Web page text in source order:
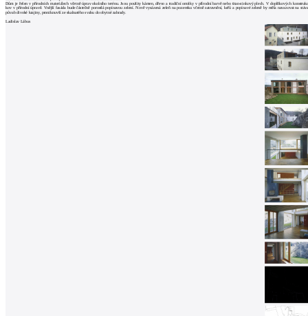
Dům je řešen v přírodních materiálech včetně úprav okolního terénu. Jsou použity kámen, dřevo a tradiční omítky v přírodní barvě nebo titan-zinkový plech. V doplňkových
kov v přírodní úpravě. Vnější fasáda bude částečně porostlá popínavou zelení. Nově vysázená zeleň na pozemku včetně zatravnění, keřů a popínavé zeleně by měla navazovat na
půvab divoké krajiny, proniknuvší ze skalnatého svahu do obytné zahrady.
Ladislav Lábus
architektů
Katalog